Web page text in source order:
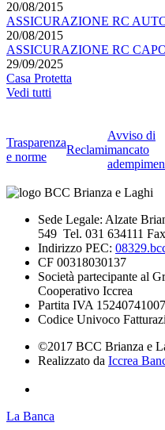
20/08/2015
ASSICURAZIONE RC
20/08/2015
ASSICURAZIONE RC
29/09/2025
Casa Protetta
Vedi tutti
Trasparenza
e norme
Reclami
Avviso di
mancato
Sede Legale: Alzate
549 Tel. 031 634111
Indirizzo PEC:
CF 00318030137
Società partecipante al
Cooperativo Iccrea
Partita IVA 15240741007
Codice Univoco
©2017 BCC Brianza e
Realizzato da Iccrea
La Banca